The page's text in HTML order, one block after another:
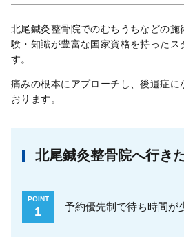
北尾鍼灸整骨院でのむちうちなどの施
験・知識が豊富な国家資格を持ったス
す。
痛みの根本にアプローチし、後遺症に
おります。
北尾鍼灸整骨院へ行き
POINT
1 予約優先制で待ち時間が